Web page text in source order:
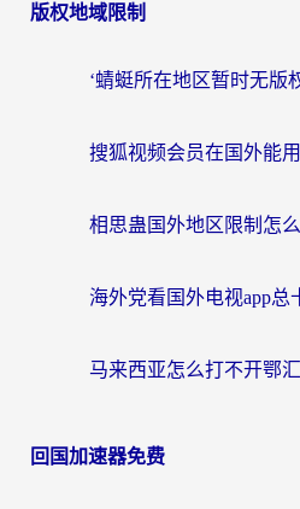
版权地域限制
回国加速器免费